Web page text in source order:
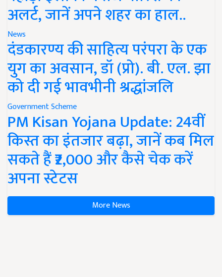
अलर्ट, जानें अपने शहर का हाल..
News
दंडकारण्य की साहित्य परंपरा के एक
युग का अवसान, डॉ (प्रो). बी. एल. झा
को दी गई भावभीनी श्रद्धांजलि
Government Scheme
PM Kisan Yojana Update: 24वीं
किस्त का इंतजार बढ़ा, जानें कब मिल
सकते हैं ₹2,000 और कैसे चेक करें
अपना स्टेटस
More News